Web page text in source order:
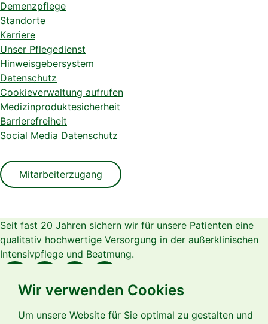
Demenzpflege
Standorte
Karriere
Unser Pflegedienst
Hinweisgebersystem
Datenschutz
Cookieverwaltung aufrufen
Medizinproduktesicherheit
Barrierefreiheit
Social Media Datenschutz
Mitarbeiterzugang
Seit fast 20 Jahren sichern wir für unsere Patienten eine
qualitativ hochwertige Versorgung in der außerklinischen
Intensivpflege und Beatmung.
Wir verwenden Cookies
Um unsere Website für Sie optimal zu gestalten und